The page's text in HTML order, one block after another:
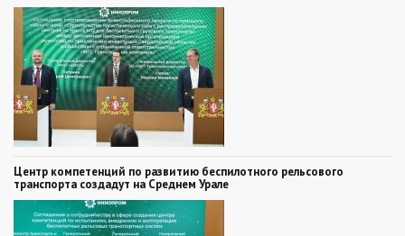
Центр компетенций по развитию беспилотного рельсового
транспорта создадут на Среднем Урале